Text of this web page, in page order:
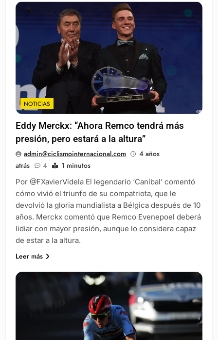
NOTICIAS
Eddy Merckx: “Ahora Remco tendrá más
presión, pero estará a la altura”
admin@ciclismointernacional.com
4 años
atrás
4 1 minutos
Por @FXavierVidela El legendario ‘Caníbal’ comentó
cómo vivió el triunfo de su compatriota, que le
devolvió la gloria mundialista a Bélgica después de 10
años. Merckx comentó que Remco Evenepoel deberá
lidiar con mayor presión, aunque lo considera capaz
de estar a la altura.
Leer más